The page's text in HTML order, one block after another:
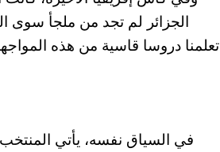
الجزائر لم تجد من ملجأ سوى
تعلمنا دروسا قاسية من هذه
في السياق نفسه، يأتي